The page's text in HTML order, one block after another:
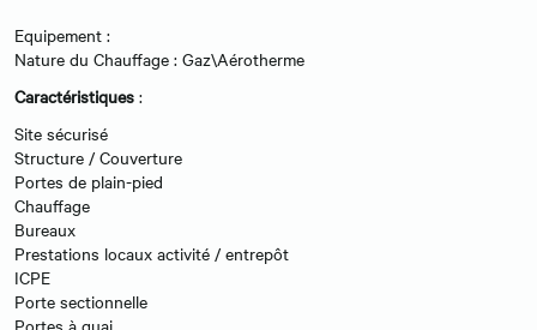
Equipement :
Nature du Chauffage : Gaz\Aérotherme
Caractéristiques :
Site sécurisé
Structure / Couverture
Portes de plain-pied
Chauffage
Bureaux
Prestations locaux activité / entrepôt
ICPE
Porte sectionnelle